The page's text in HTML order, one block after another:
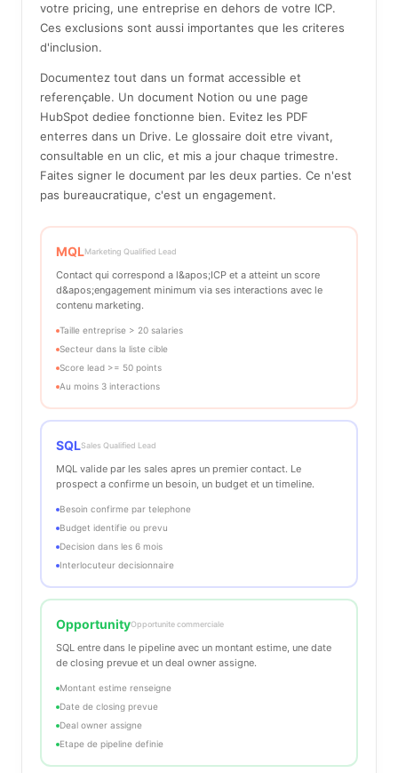
votre pricing, une entreprise en dehors de votre ICP.
Ces exclusions sont aussi importantes que les criteres
d'inclusion.
Documentez tout dans un format accessible et
referençable. Un document Notion ou une page
HubSpot dediee fonctionne bien. Evitez les PDF
enterres dans un Drive. Le glossaire doit etre vivant,
consultable en un clic, et mis a jour chaque trimestre.
Faites signer le document par les deux parties. Ce n'est
pas bureaucratique, c'est un engagement.
MQLMarketing Qualified Lead
Contact qui correspond a l&apos;ICP et a atteint un score
d&apos;engagement minimum via ses interactions avec le
contenu marketing.
Taille entreprise > 20 salaries
Secteur dans la liste cible
Score lead >= 50 points
Au moins 3 interactions
SQLSales Qualified Lead
MQL valide par les sales apres un premier contact. Le
prospect a confirme un besoin, un budget et un timeline.
Besoin confirme par telephone
Budget identifie ou prevu
Decision dans les 6 mois
Interlocuteur decisionnaire
OpportunityOpportunite commerciale
SQL entre dans le pipeline avec un montant estime, une date
de closing prevue et un deal owner assigne.
Montant estime renseigne
Date de closing prevue
Deal owner assigne
Etape de pipeline definie